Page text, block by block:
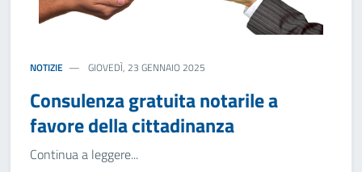
NOTIZIE GIOVEDÌ, 23 GENNAIO 2025
Consulenza gratuita notarile a
favore della cittadinanza
Continua a leggere...